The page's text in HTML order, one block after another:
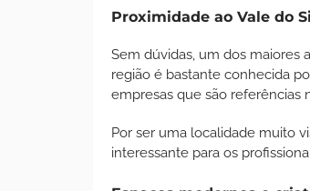
Proximidade ao Vale do
Sem dúvidas, um dos maiores
região é bastante conhecida
empresas que são referências
Por ser uma localidade muito
interessante para os